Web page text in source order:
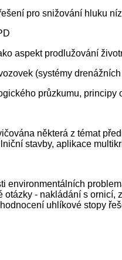
pro snižování hluku
aspekt prodlužování
(systémy
průzkumu,
některá z témat
stavby, aplikace
environmentálních
- nakládání s
uhlíkové stopy